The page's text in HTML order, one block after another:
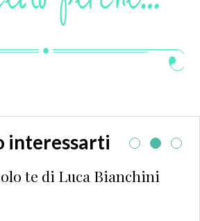
interessarti
te di Luca Bianchini